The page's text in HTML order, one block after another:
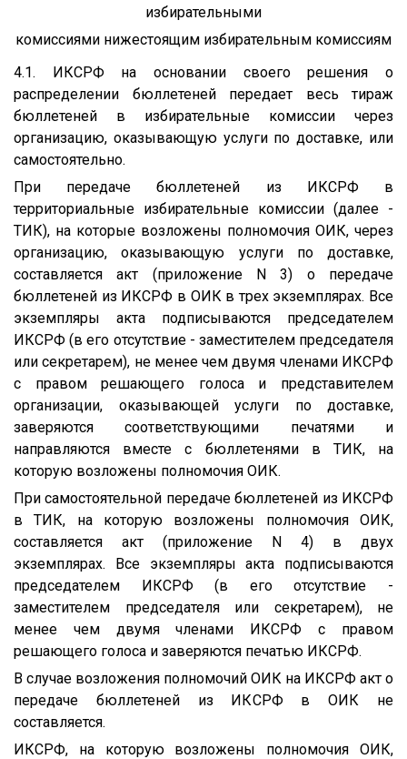
избирательными
комиссиями нижестоящим избирательным комиссиям
4.1. ИКСРФ на основании своего решения о
распределении бюллетеней передает весь тираж
бюллетеней в избирательные комиссии через
организацию, оказывающую услуги по доставке, или
самостоятельно.
При передаче бюллетеней из ИКСРФ в
территориальные избирательные комиссии (далее -
ТИК), на которые возложены полномочия ОИК, через
организацию, оказывающую услуги по доставке,
составляется акт (приложение N 3) о передаче
бюллетеней из ИКСРФ в ОИК в трех экземплярах. Все
экземпляры акта подписываются председателем
ИКСРФ (в его отсутствие - заместителем председателя
или секретарем), не менее чем двумя членами ИКСРФ
с правом решающего голоса и представителем
организации, оказывающей услуги по доставке,
заверяются соответствующими печатями и
направляются вместе с бюллетенями в ТИК, на
которую возложены полномочия ОИК.
При самостоятельной передаче бюллетеней из ИКСРФ
в ТИК, на которую возложены полномочия ОИК,
составляется акт (приложение N 4) в двух
экземплярах. Все экземпляры акта подписываются
председателем ИКСРФ (в его отсутствие -
заместителем председателя или секретарем), не
менее чем двумя членами ИКСРФ с правом
решающего голоса и заверяются печатью ИКСРФ.
В случае возложения полномочий ОИК на ИКСРФ акт о
передаче бюллетеней из ИКСРФ в ОИК не
составляется.
ИКСРФ, на которую возложены полномочия ОИК,